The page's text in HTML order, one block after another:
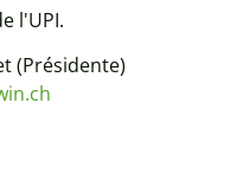
l'UPI.
(Présidente)